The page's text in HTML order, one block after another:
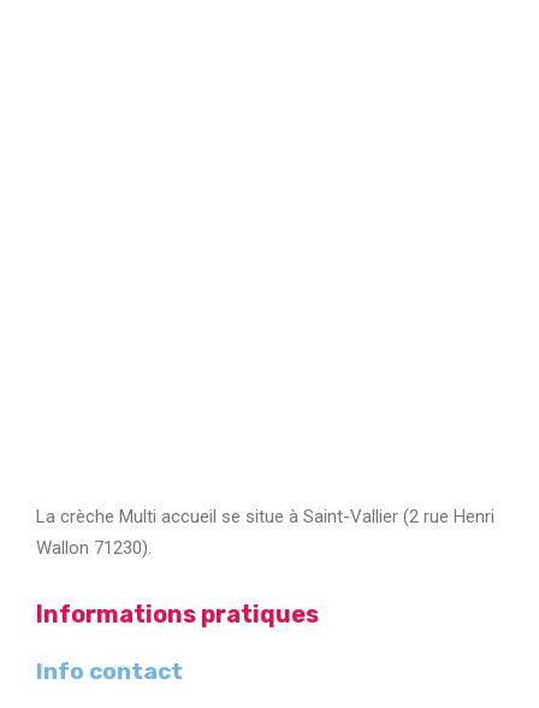
La crèche Multi accueil se situe à Saint-Vallier (2 rue Henri
Wallon 71230).
Informations pratiques
Info contact